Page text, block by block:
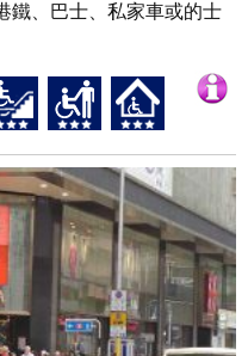
鐵、巴士、私家車或的士